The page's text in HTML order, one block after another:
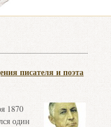
писателя и поэта
1870
один